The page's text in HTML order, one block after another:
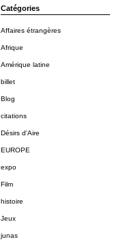
Catégories
Affaires étrangères
Afrique
Amérique latine
billet
Blog
citations
Désirs d'Aire
EUROPE
expo
Film
histoire
Jeux
junas